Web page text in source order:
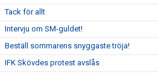
Tack för allt
Intervju om SM-guldet!
Beställ sommarens snyggaste tröja!
IFK Skövdes protest avslås